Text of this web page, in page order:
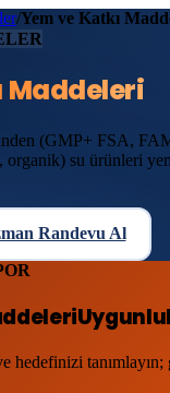
/Yem ve Katkı
Maddeleri
(GMP+ FSA,
su ürünleri
Randevu Al